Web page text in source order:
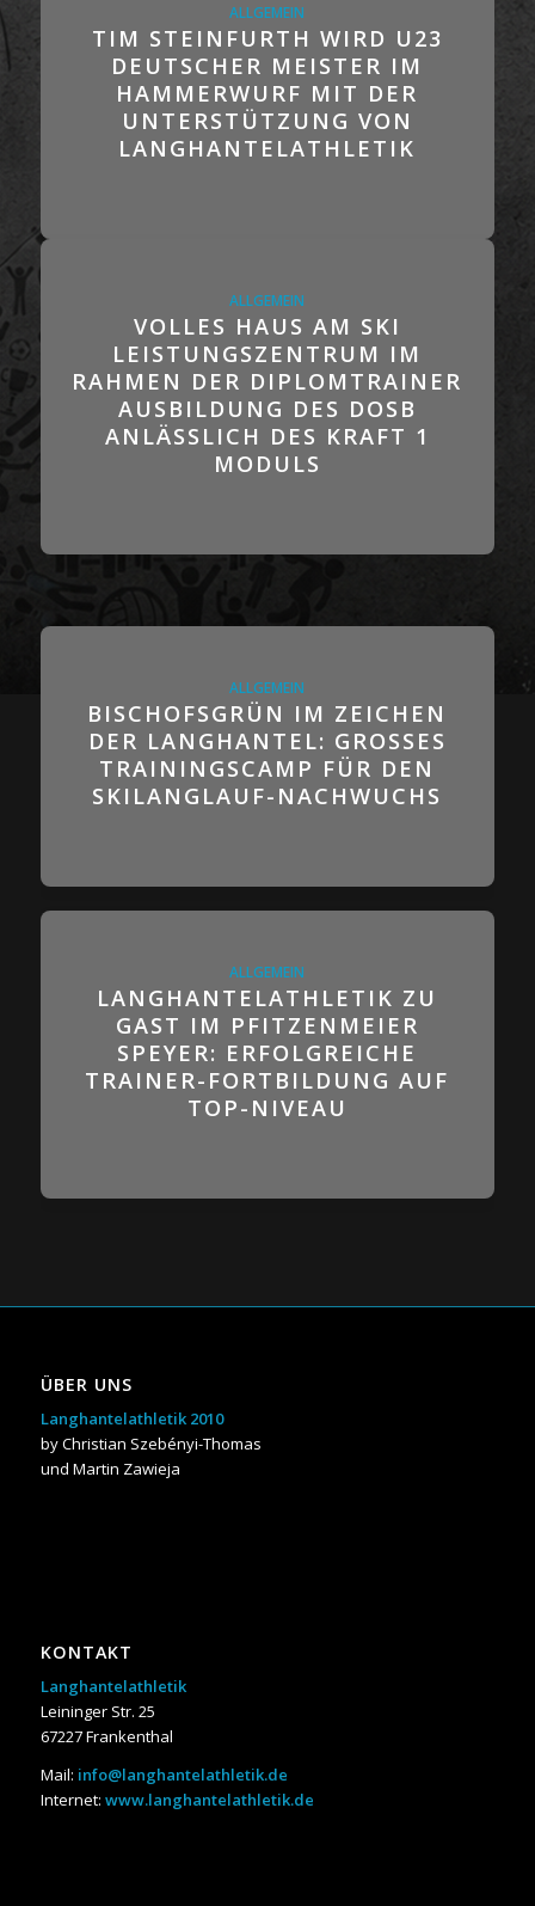
ALLGEMEIN
TIM STEINFURTH WIRD U23
DEUTSCHER MEISTER IM
HAMMERWURF MIT DER
UNTERSTÜTZUNG VON
LANGHANTELATHLETIK
ALLGEMEIN
VOLLES HAUS AM SKI
LEISTUNGSZENTRUM IM
RAHMEN DER DIPLOMTRAINER
AUSBILDUNG DES DOSB
ANLÄSSLICH DES KRAFT 1
MODULS
ALLGEMEIN
BISCHOFSGRÜN IM ZEICHEN
DER LANGHANTEL: GROSSES T
RAININGSCAMP FÜR DEN S
KILANGLAUF-NACHWUCHS
ALLGEMEIN
LANGHANTELATHLETIK ZU
GAST IM PFITZENMEIER
SPEYER: ERFOLGREICHE
TRAINER-FORTBILDUNG AUF
TOP-NIVEAU
ÜBER UNS
Langhantelathletik 2010
by Christian Szebényi-Thomas
und Martin Zawieja
KONTAKT
Langhantelathletik
Leininger Str. 25
67227 Frankenthal
Mail: info@langhantelathletik.de
Internet: www.langhantelathletik.de